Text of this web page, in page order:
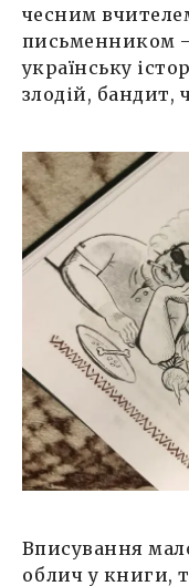
чесним
письменником
українську
злодій, бандит,
Вписування
облич у книги,